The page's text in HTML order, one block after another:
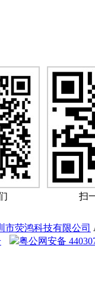
扫
市荧鸿科技有限公司
粤公网安备